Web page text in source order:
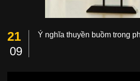
21
09
Ý nghĩa thuyền buồm trong